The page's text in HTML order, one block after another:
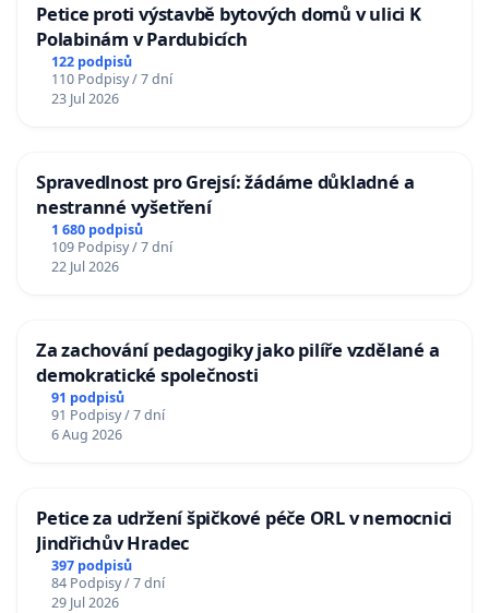
Petice proti výstavbě bytových domů v ulici K
Polabinám v Pardubicích
122 podpisů
110 Podpisy / 7 dní
23 Jul 2026
Spravedlnost pro Grejsí: žádáme důkladné a
nestranné vyšetření
1 680 podpisů
109 Podpisy / 7 dní
22 Jul 2026
Za zachování pedagogiky jako pilíře vzdělané a
demokratické společnosti
91 podpisů
91 Podpisy / 7 dní
6 Aug 2026
Petice za udržení špičkové péče ORL v nemocnici
Jindřichův Hradec
397 podpisů
84 Podpisy / 7 dní
29 Jul 2026